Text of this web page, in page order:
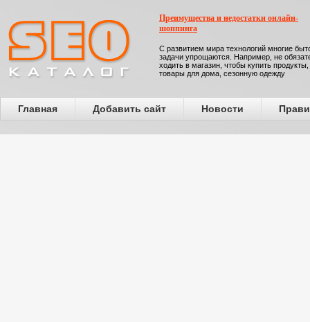
Преимущества и недостатки онлайн-
шоппинга
С развитием мира технологий многие
задачи упрощаются. Например, не
ходить в магазин, чтобы купить продукты,
товары для дома, сезонную одежду
Главная Добавить сайт Новости